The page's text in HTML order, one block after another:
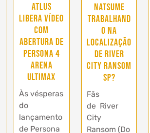
Atlus
libera vídeo
com
abertura de
Persona 4
Arena
Ultimax
Às vésperas
do
lançamento
de Persona
Natsume
trabalhand
o na
localização
de River
City Ransom
SP?
Fãs
de River
City
Ransom (Do